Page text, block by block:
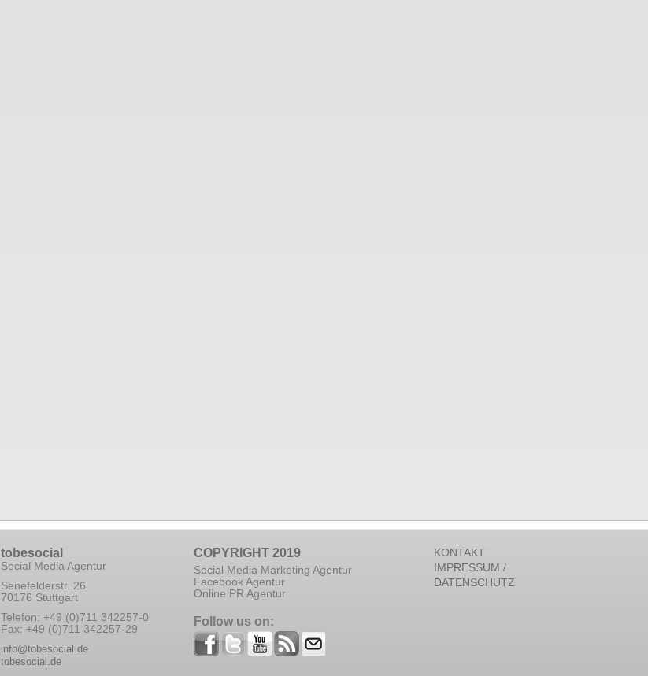
tobesocial
Social Media Agentur
Senefelderstr. 26
70176 Stuttgart
Telefon: +49 (0)711 342257-0
Fax: +49 (0)711 342257-29
info@tobesocial.de
tobesocial.de
COPYRIGHT 2019
Social Media Marketing Agentur
Facebook Agentur
Online PR Agentur
Follow us on:
KONTAKT
IMPRESSUM /
DATENSCHUTZ